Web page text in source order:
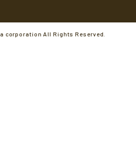
corporation All Rights Reserved.